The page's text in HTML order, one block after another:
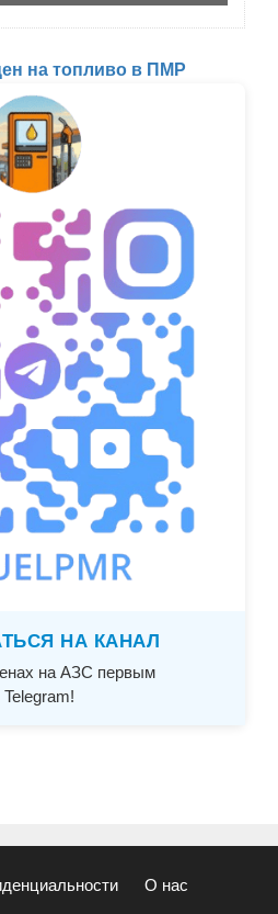
на топливо в ПМР
НА КАНАЛ
на АЗС первым
Telegram!
О нас